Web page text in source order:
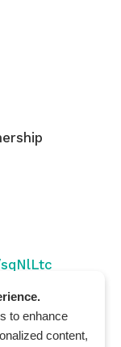
to enhance
content,